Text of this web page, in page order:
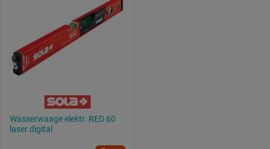
Wasserwaage elektr. RED 60
laser digital